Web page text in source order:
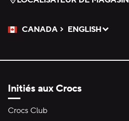
CANADA
Veuillez sélectionner une langue
ENGLISH
Sélectionné
Initiés aux Crocs
Crocs Club